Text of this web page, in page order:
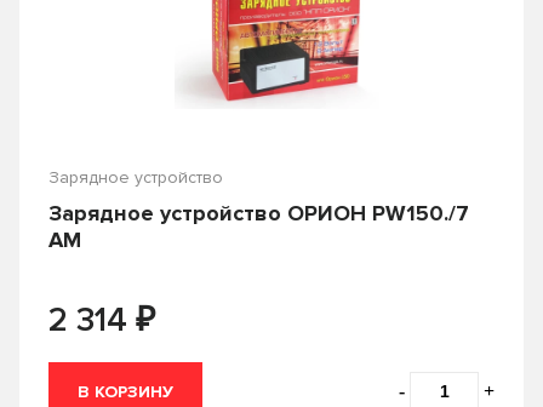
Зарядное устройство
Зарядное устройство ОРИОН PW150./7
АМ
2 314 ₽
В КОРЗИНУ - +